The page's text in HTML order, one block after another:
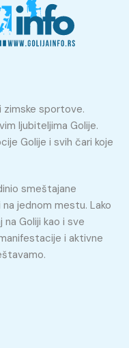
zimske sportove.
ljubiteljima Golije.
Golije i svih čari koje
smeštajane
jednom mestu. Lako
Goliji kao i sve
i aktivne